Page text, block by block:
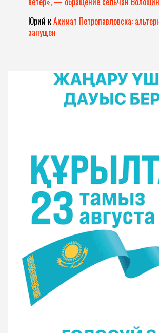
Юрий кАкимат Петропавловска:
запущен